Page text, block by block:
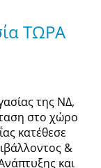
ΤΩΡΑ
της ΝΔ,
στο χώρο
κατέθεσε
&
και